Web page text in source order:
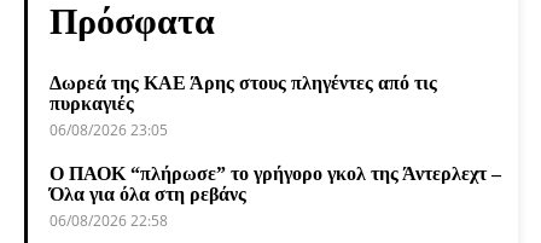
Πρόσφατα
Δωρεά της ΚΑΕ Άρης στους πληγέντες από τις
πυρκαγιές
06/08/2026 23:05
Ο ΠΑΟΚ “πλήρωσε” το γρήγορο γκολ της Άντερλεχτ –
Όλα για όλα στη ρεβάνς
06/08/2026 22:58